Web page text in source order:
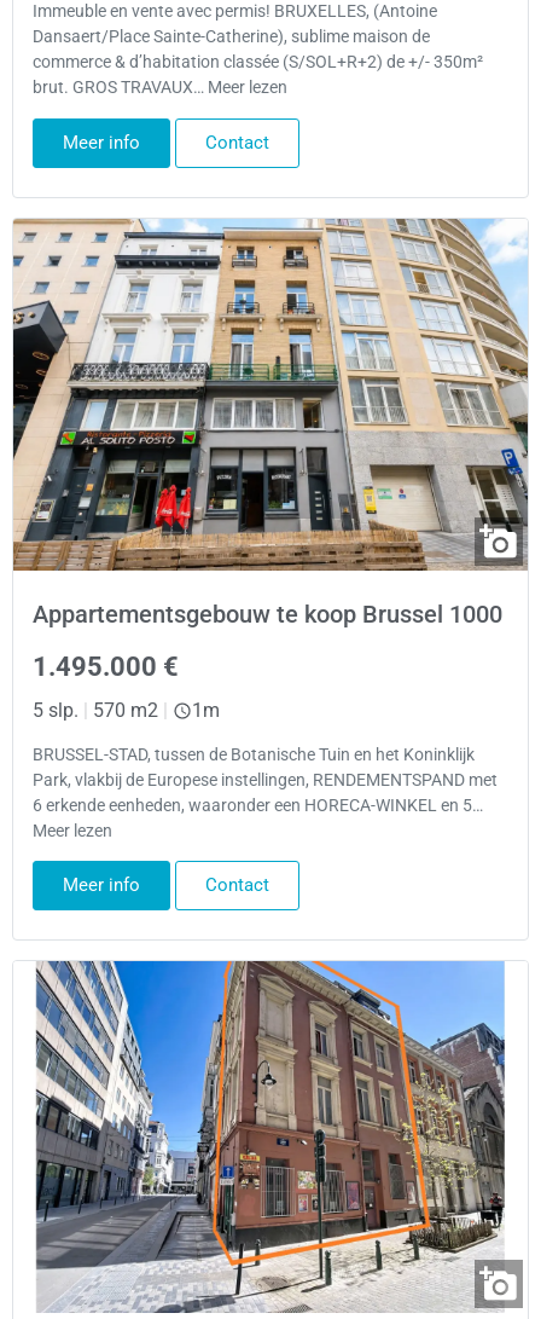
Immeuble en vente avec permis! BRUXELLES, (Antoine
Dansaert/Place Sainte-Catherine), sublime maison de
commerce & d’habitation classée (S/SOL+R+2) de +/- 350m²
brut. GROS TRAVAUX… Meer lezen
Meer info Contact
Appartementsgebouw te koop Brussel 1000
1.495.000 €
5 slp. | 570 m2 | 1m
BRUSSEL-STAD, tussen de Botanische Tuin en het Koninklijk
Park, vlakbij de Europese instellingen, RENDEMENTSPAND met
6 erkende eenheden, waaronder een HORECA-WINKEL en 5…
Meer lezen
Meer info Contact